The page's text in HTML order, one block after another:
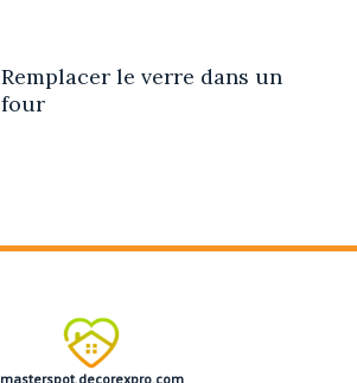
Remplacer le verre dans un
four
masterspot.decorexpro.com